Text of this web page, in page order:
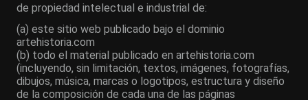
de propiedad intelectual e industrial de:
(a) este sitio web publicado bajo el dominio
artehistoria.com
(b) todo el material publicado en artehistoria.com
(incluyendo, sin limitación, textos, imágenes, fotografías,
dibujos, música, marcas o logotipos, estructura y diseño
de la composición de cada una de las páginas